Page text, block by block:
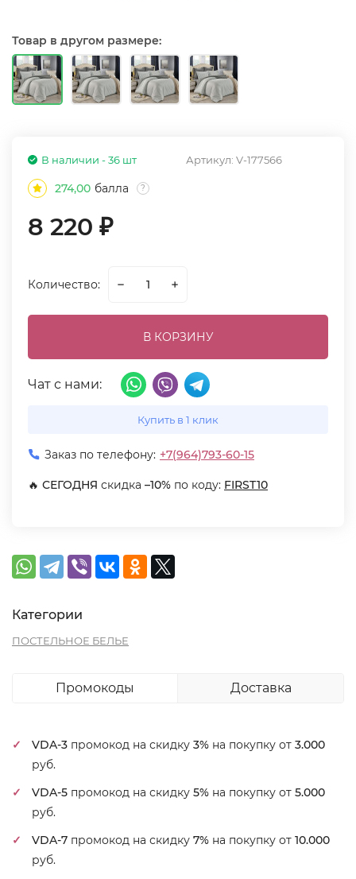
Товар в другом размере:
Артикул: V-177566
В наличии - 36 шт
274,00 балла ?
8 220 ₽
Количество:
В КОРЗИНУ
Чат с нами:
Купить в 1 клик
Заказ по телефону: +7(964)793-60-15
🔥 СЕГОДНЯ скидка –10% по коду: FIRST10
Категории
ПОСТЕЛЬНОЕ БЕЛЬЕ
Промокоды Доставка
VDA-3 промокод на скидку 3% на покупку от 3.000
руб.
VDA-5 промокод на скидку 5% на покупку от 5.000
руб.
VDA-7 промокод на скидку 7% на покупку от 10.000
руб.